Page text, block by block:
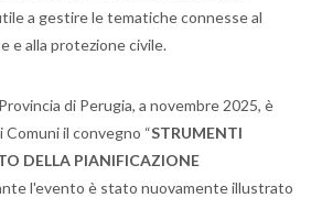
a gestire le tematiche connesse al
e alla protezione civile.
di Perugia, a novembre 2025, è
il convegno “STRUMENTI
DELLA PIANIFICAZIONE
l'evento è stato nuovamente illustrato